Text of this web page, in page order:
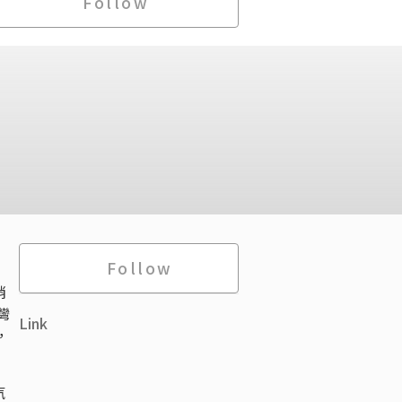
Follow
Link